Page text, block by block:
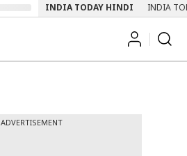
INDIA TODAY HINDI INDIA
ADVERTISEMENT